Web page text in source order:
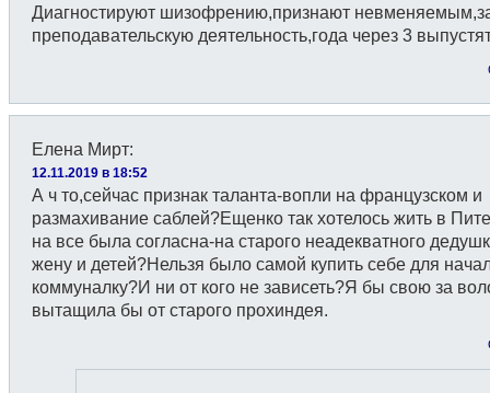
Диагностируют шизофрению,признают
преподавательскую деятельность,года через 3
Елена Мирт:
12.11.2019 в 18:52
А ч то,сейчас признак таланта-вопли на французском и
размахивание саблей?Ещенко так хотелось жить в
на все была согласна-на старого неадекватного
жену и детей?Нельзя было самой купить себе для
коммуналку?И ни от кого не зависеть?Я бы свою за
вытащила бы от старого прохиндея.